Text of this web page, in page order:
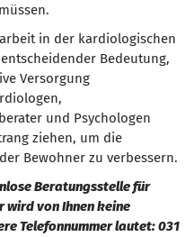
in der kardiologischen
Bedeutung,
Versorgung
und Psychologen
ziehen, um die
Bewohner zu verbessern.
Beratungsstelle für
wird von Ihnen keine
Telefonnummer lautet: 031